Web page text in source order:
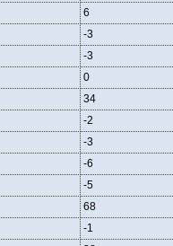
6
-3
-3
0
34
-2
-3
-6
-5
68
-1